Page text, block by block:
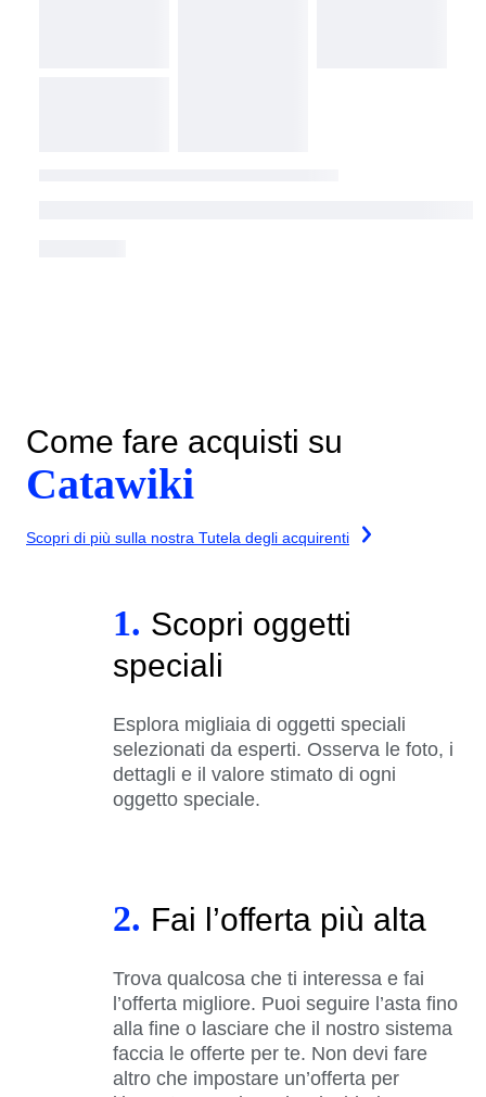
Come fare acquisti su
Catawiki
Scopri di più sulla nostra Tutela degli acquirenti
1. Scopri oggetti
speciali
Esplora migliaia di oggetti speciali
selezionati da esperti. Osserva le foto, i
dettagli e il valore stimato di ogni
oggetto speciale.
2. Fai l’offerta più alta
Trova qualcosa che ti interessa e fai
l’offerta migliore. Puoi seguire l’asta fino
alla fine o lasciare che il nostro sistema
faccia le offerte per te. Non devi fare
altro che impostare un’offerta per